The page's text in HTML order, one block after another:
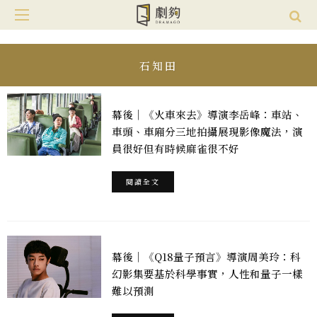
石知田
幕後｜《火車來去》導演李岳峰：車站、
車頭、車廂分三地拍攝展現影像魔法，演
員很好但有時候麻雀很不好
閱讀全文
幕後｜《Q18量子預言》導演周美玲：科
幻影集要基於科學事實，人性和量子一樣
難以預測